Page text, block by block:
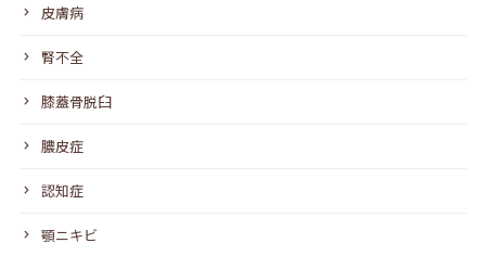
皮膚病
腎不全
膝蓋骨脱臼
膿皮症
認知症
顎ニキビ